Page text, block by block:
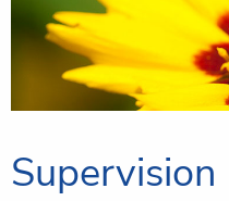
Supervision